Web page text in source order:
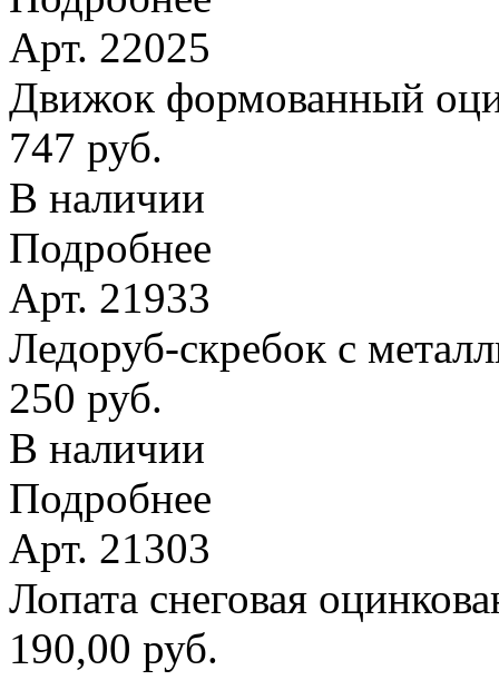
Арт. 22025
Движок формованный
747 руб.
В наличии
Подробнее
Арт. 21933
Ледоруб-скребок с
250 руб.
В наличии
Подробнее
Арт. 21303
Лопата снеговая
190,00 руб.